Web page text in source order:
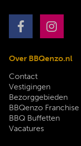
Over BBQenzo.nl
Contact
Vestigingen
Bezorggebieden
BBQenzo Franchise
BBQ Buffetten
Vacatures